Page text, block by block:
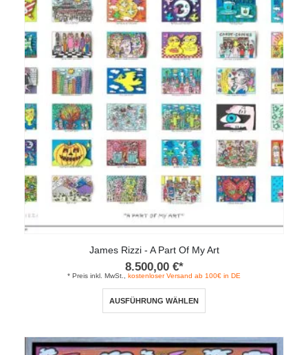
auf.
Die
Optionen
können
auf
der
Produktseite
gewählt
werden
James Rizzi - A Part Of My Art
8.500,00 €*
* Preis inkl. MwSt., kostenloser Versand ab 100€ in DE
AUSFÜHRUNG WÄHLEN
mehrere